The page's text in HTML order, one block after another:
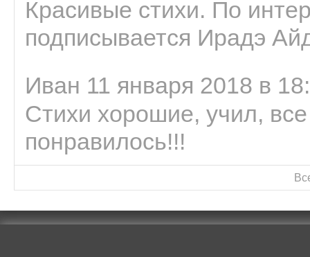
Красивые стихи. По
подписывается Ирадэ
Иван 11 января 2018 в
Стихи хорошие, учил,
понравилось!!!